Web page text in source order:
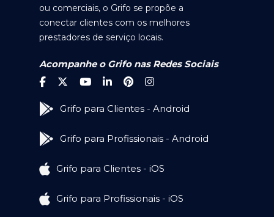
ou comerciais, o Grifo se propõe a
conectar clientes com os melhores
prestadores de serviço locais.
Acompanhe o Grifo nas Redes Sociais
Grifo para Clientes - Android
Grifo para Profissionais - Android
Grifo para Clientes - iOS
Grifo para Profissionais - iOS